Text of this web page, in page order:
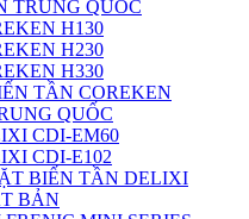
TRUNG QUỐC
H130
H230
H330
TẦN COREKEN
QUỐC
CDI-EM60
CDI-E102
BIẾN TẦN DELIXI
BẢN